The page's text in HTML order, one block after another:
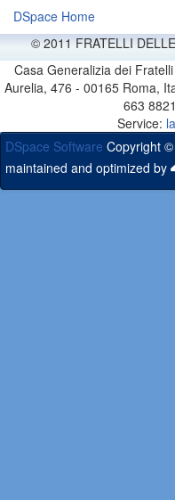
DSpace Home
© 2011 FRATELLI
Casa Generalizia dei
Aurelia, 476 - 00165 Roma,
663
Service:
DSpace Software Copyright
maintained and optimized by